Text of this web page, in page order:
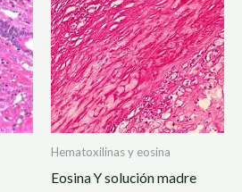
Hematoxilinas y eosina
Eosina Y solución madre